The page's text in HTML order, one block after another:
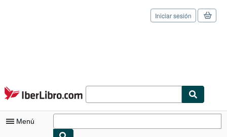
Pasar al contenido principal
IberLibro.com
Iniciar sesión
Menú